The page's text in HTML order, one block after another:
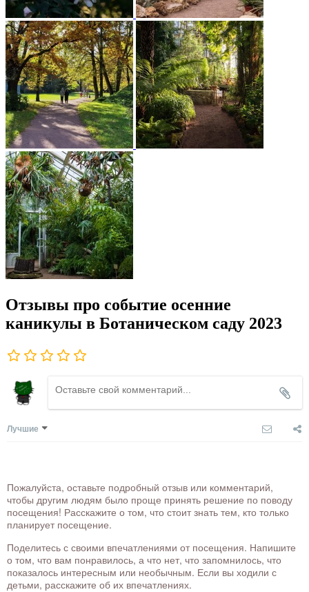
Отзывы про событие осенние
каникулы в Ботаническом саду 2023
Лучшие
Пожалуйста, оставьте подробный отзыв или комментарий,
чтобы другим людям было проще принять решение по поводу
посещения! Расскажите о том, что стоит знать тем, кто только
планирует посещение.
Поделитесь с своими впечатлениями от посещения. Напишите
о том, что вам понравилось, а что нет, что запомнилось, что
показалось интересным или необычным. Если вы ходили с
детьми, расскажите об их впечатлениях.